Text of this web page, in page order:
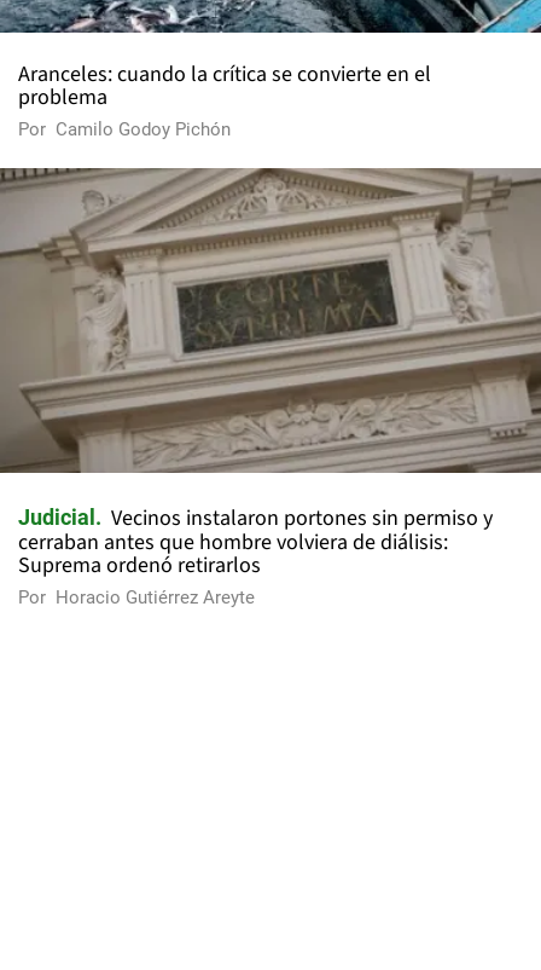
Aranceles: cuando la crítica se convierte en el
problema
Por Camilo Godoy Pichón
Judicial
Vecinos instalaron portones sin permiso y
cerraban antes que hombre volviera de diálisis:
Suprema ordenó retirarlos
Por Horacio Gutiérrez Areyte